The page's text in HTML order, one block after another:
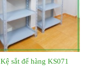
Kệ sắt để hàng KS071